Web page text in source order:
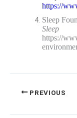
https://
Sleep
Sleep
https://
PREVIOUS